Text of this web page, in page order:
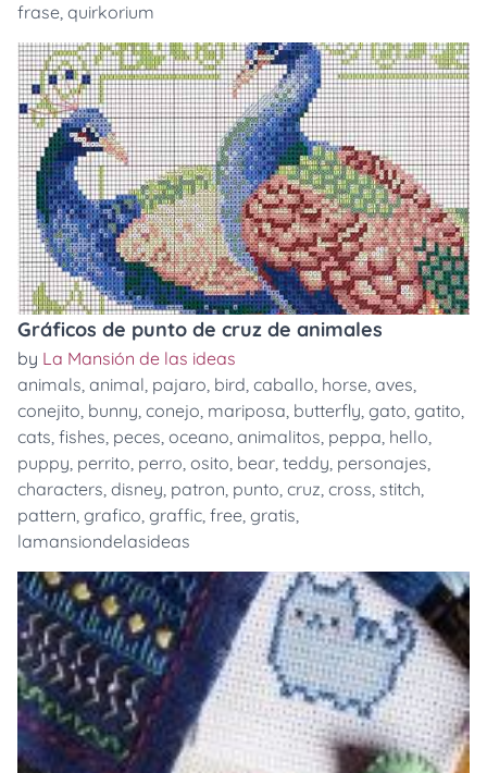
frase, quirkorium
Gráficos de punto de cruz de animales
by La Mansión de las ideas
animals, animal, pajaro, bird, caballo, horse, aves,
conejito, bunny, conejo, mariposa, butterfly, gato, gatito,
cats, fishes, peces, oceano, animalitos, peppa, hello,
puppy, perrito, perro, osito, bear, teddy, personajes,
characters, disney, patron, punto, cruz, cross, stitch,
pattern, grafico, graffic, free, gratis,
lamansiondelasideas